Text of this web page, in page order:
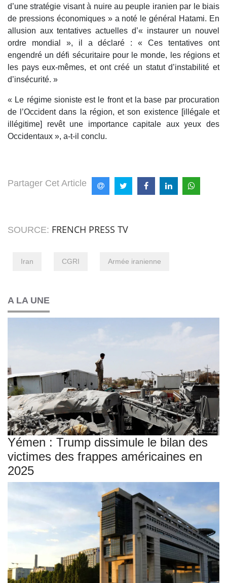
d’une stratégie visant à nuire au peuple iranien par le biais
de pressions économiques » a noté le général Hatami. En
allusion aux tentatives actuelles d’« instaurer un nouvel
ordre mondial », il a déclaré : « Ces tentatives ont
engendré un défi sécuritaire pour le monde, les régions et
les pays eux-mêmes, et ont créé un statut d’instabilité et
d’insécurité. »
« Le régime sioniste est le front et la base par procuration
de l’Occident dans la région, et son existence [illégale et
illégitime] revêt une importance capitale aux yeux des
Occidentaux », a-t-il conclu.
Partager Cet Article
SOURCE: FRENCH PRESS TV
Iran CGRI Armée iranienne
A LA UNE
Yémen : Trump dissimule le bilan des
victimes des frappes américaines en
2025